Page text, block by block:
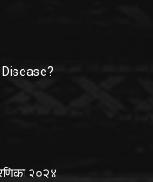
२०२४